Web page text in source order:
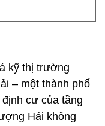
kỹ thị trường
– một thành phố
cư của tầng
Hải không